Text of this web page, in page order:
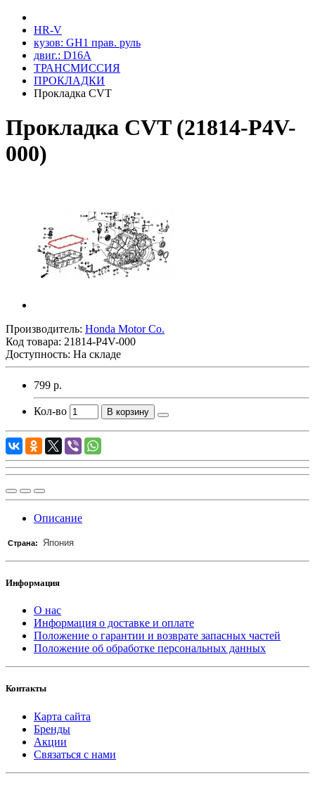
HR-V
кузов: GH1 прав. руль
двиг.: D16A
ТРАНСМИССИЯ
ПРОКЛАДКИ
Прокладка CVT
Прокладка CVT (21814-P4V-
000)
Производитель: Honda Motor Co.
Код товара: 21814-P4V-000
Доступность: На складе
799 р.
Кол-во В корзину
Описание
Страна: Япония
Информация
О нас
Информация о доставке и оплате
Положение о гарантии и возврате запасных частей
Положение об обработке персональных данных
Контакты
Карта сайта
Бренды
Акции
Связаться с нами